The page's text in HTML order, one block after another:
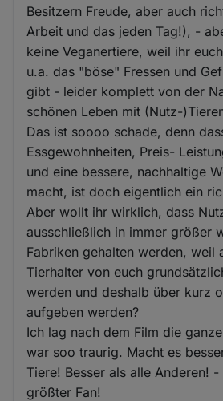
Besitzern Freude, aber auch
Arbeit und das jeden Tag!), -
keine Veganertiere, weil ihr
u.a. das "böse" Fressen und
gibt - leider komplett von der
schönen Leben mit (Nutz-
Das ist soooo schade, denn
Essgewohnheiten, Preis-
und eine bessere, nachhaltige
macht, ist doch eigentlich ein
Aber wollt ihr wirklich, dass
ausschließlich in immer größer
Fabriken gehalten werden, weil
Tierhalter von euch
werden und deshalb über kurz
aufgeben werden?
Ich lag nach dem Film die
war soo traurig. Macht es
Tiere! Besser als alle Anderen!
größter Fan!